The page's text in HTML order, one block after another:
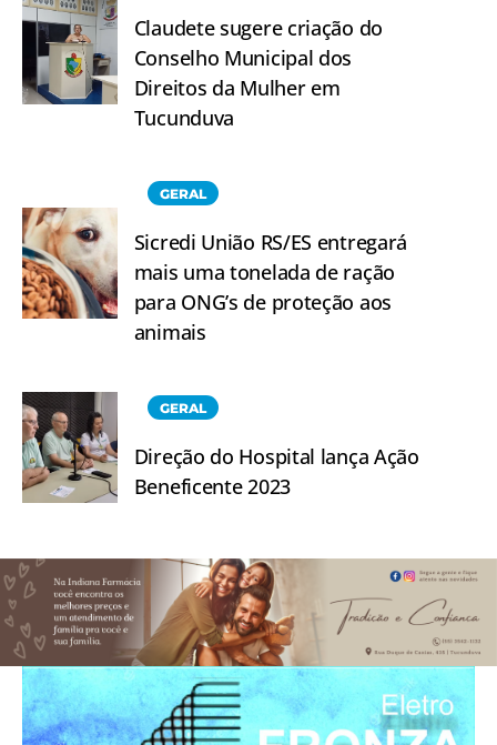
Claudete sugere criação do
Conselho Municipal dos
Direitos da Mulher em
Tucunduva
GERAL
Sicredi União RS/ES entregará
mais uma tonelada de ração
para ONG’s de proteção aos
animais
GERAL
Direção do Hospital lança Ação
Beneficente 2023